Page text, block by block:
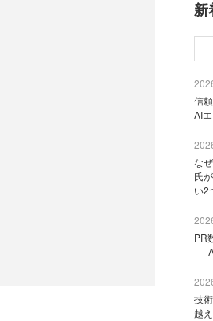
新
信
AI
な
氏
い2
PR
技
越